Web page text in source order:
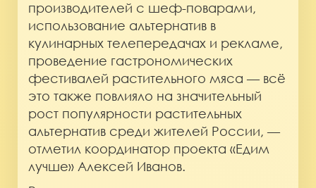
производителей с шеф-поварами,
использование альтернатив в
кулинарных телепередачах и рекламе,
проведение гастрономических
фестивалей растительного мяса — всё
это также повлияло на значительный
рост популярности растительных
альтернатив среди жителей России, —
отметил координатор проекта «Едим
лучше» Алексей Иванов.